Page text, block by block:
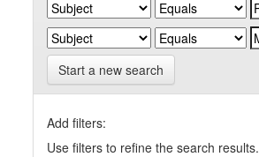
Start a new search
Add filters:
Use filters to refine the search results.